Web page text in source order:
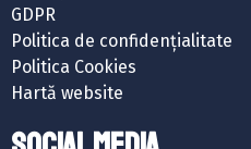
GDPR
Politica de confidențialitate
Politica Cookies
Hartă website